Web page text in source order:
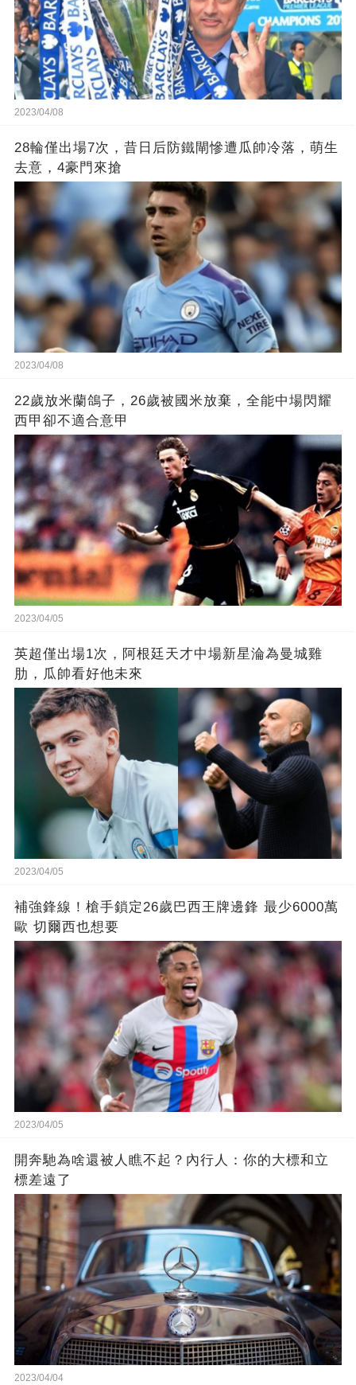
2023/04/08
28輪僅出場7次，昔日后防鐵閘慘遭瓜帥冷落，萌生
去意，4豪門來搶
2023/04/08
22歲放米蘭鴿子，26歲被國米放棄，全能中場閃耀
西甲卻不適合意甲
2023/04/05
英超僅出場1次，阿根廷天才中場新星淪為曼城雞
肋，瓜帥看好他未來
2023/04/05
補強鋒線！槍手鎖定26歲巴西王牌邊鋒 最少6000萬
歐 切爾西也想要
2023/04/05
開奔馳為啥還被人瞧不起？內行人：你的大標和立
標差遠了
2023/04/04